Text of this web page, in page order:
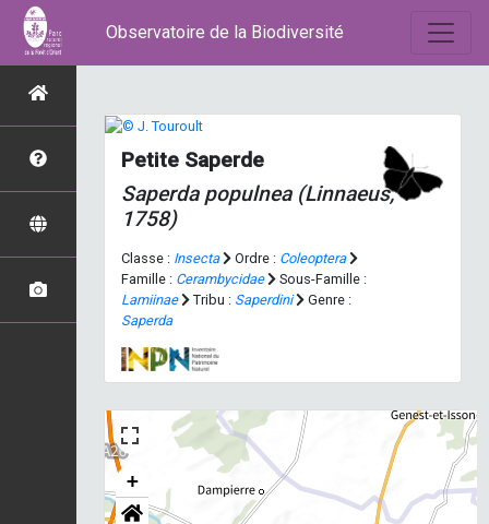
Observatoire de la Biodiversité
Petite Saperde
Saperda populnea(Linnaeus,
1758)
Classe : Insecta Ordre : Coleoptera
Famille : Cerambycidae
Sous-Famille :
Lamiinae
Tribu : Saperdini
Genre :
Saperda
+